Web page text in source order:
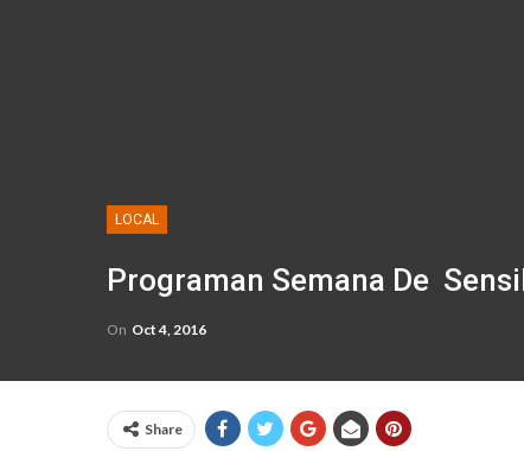
LOCAL
Programan Semana De
On Oct 4, 2016
Share